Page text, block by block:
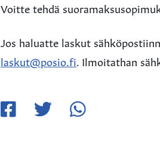
Voitte tehdä
Jos haluatte laskut
laskut@posio.fi . Ilmoitathan